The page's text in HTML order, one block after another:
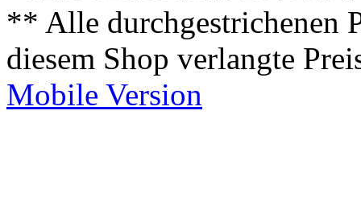
** Alle durchgestrichenen
diesem Shop verlangte
Mobile Version